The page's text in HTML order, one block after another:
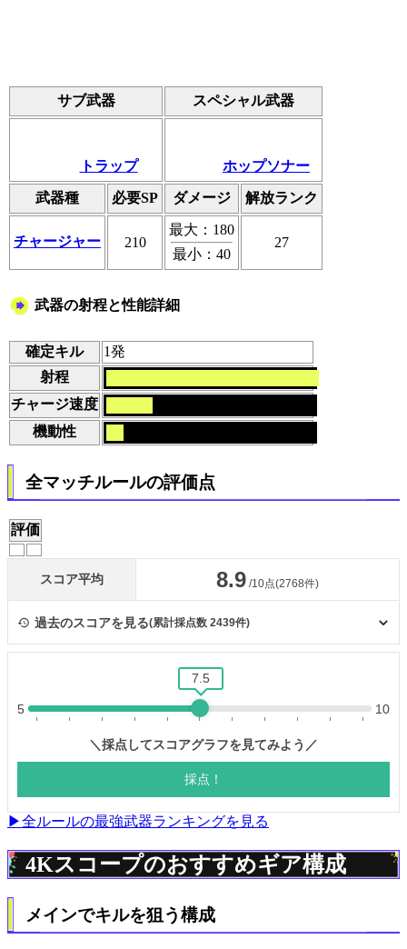
サブ武器 スペシャル武器
トラップ ホップソナー
武器種 必要SP ダメージ 解放ランク
チャージャー 210
最大：180
最小：40
27
武器の射程と性能詳細
確定キル
1発
射程
チャージ速度
機動性
全マッチルールの評価点
評価
▶全ルールの最強武器ランキングを見る
4Kスコープのおすすめギア構成
メインでキルを狙う構成